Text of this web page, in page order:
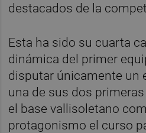
destacados de la
Esta ha sido su cuarta
dinámica del primer
disputar únicamente un
una de sus dos
el base vallisoletano
protagonismo el curso